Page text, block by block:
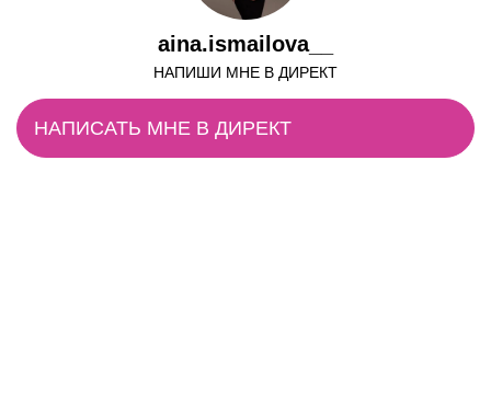
aina.ismailova__
НАПИШИ МНЕ В ДИРЕКТ
НАПИСАТЬ МНЕ В ДИРЕКТ